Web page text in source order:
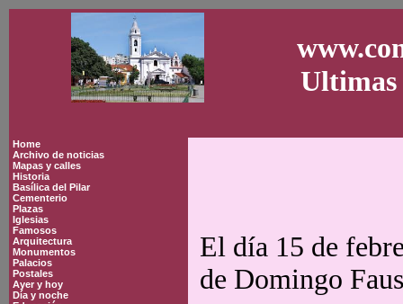
Ultimas
Home
Archivo de noticias
Mapas y calles
Historia
Basílica del Pilar
Cementerio
Plazas
Iglesias
Famosos
Arquitectura
Monumentos
Palacios
Postales
Ayer y hoy
Día y noche
El día 15 de
de Domingo